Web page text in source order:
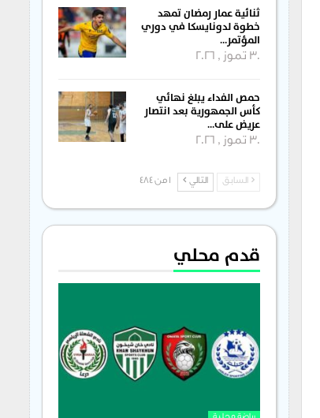
ثنائية عمار رمضان تمهد
خطوة لدونايسكا في دوري
المؤتمر…
30 تموز , 2026
حمص الفداء يبلغ نهائي
كأس الجمهورية بعد انتصار
عريض على…
30 تموز , 2026
السابق التالي 1 من 484
قدم محلي